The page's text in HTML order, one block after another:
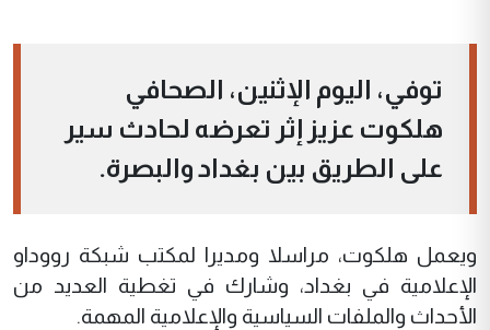
توفي، اليوم الإثنين، الصحافي
هلكوت عزيز إثر تعرضه لحادث سير
على الطريق بين بغداد والبصرة.
ويعمل هلكوت، مراسلا ومديرا لمكتب شبكة رووداو
الإعلامية في بغداد، وشارك في تغطية العديد من
الأحداث والملفات السياسية والإعلامية المهمة.